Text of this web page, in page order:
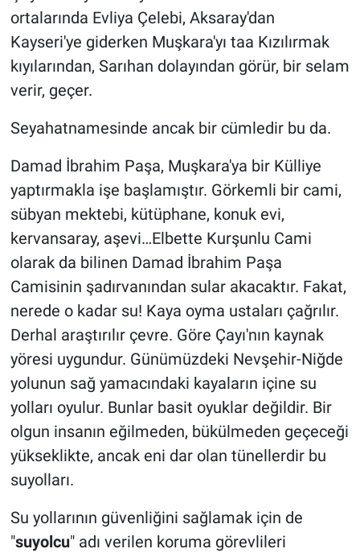
ortalarında Evliya Çelebi, Aksaray'dan
Kayseri'ye giderken Muşkara'yı taa Kızılırmak
kıyılarından, Sarıhan dolayından görür, bir selam
verir, geçer.
Seyahatnamesinde ancak bir cümledir bu da.
Damad İbrahim Paşa, Muşkara'ya bir Külliye
yaptırmakla işe başlamıştır. Görkemli bir cami,
sübyan mektebi, kütüphane, konuk evi,
kervansaray, aşevi…Elbette Kurşunlu Cami
olarak da bilinen Damad İbrahim Paşa
Camisinin şadırvanından sular akacaktır. Fakat,
nerede o kadar su! Kaya oyma ustaları çağrılır.
Derhal araştırılır çevre. Göre Çayı'nın kaynak
yöresi uygundur. Günümüzdeki Nevşehir-Niğde
yolunun sağ yamacındaki kayaların içine su
yolları oyulur. Bunlar basit oyuklar değildir. Bir
olgun insanın eğilmeden, bükülmeden geçeceği
yükseklikte, ancak eni dar olan tünellerdir bu
suyolları.
Su yollarının güvenliğini sağlamak için de
"suyolcu" adı verilen koruma görevlileri